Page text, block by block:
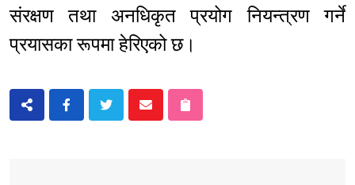
संरक्षण तथा अनधिकृत प्रयोग नियन्त्रण गर्ने
प्रयासका रूपमा हेरिएको छ।